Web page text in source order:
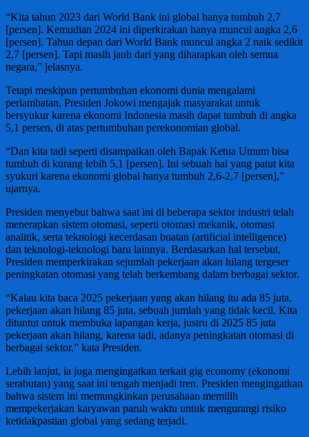
“Kita tahun 2023 dari World Bank ini global hanya tumbuh 2,7
[persen]. Kemudian 2024 ini diperkirakan hanya muncul angka 2,6
[persen]. Tahun depan dari World Bank muncul angka 2 naik sedikit
2,7 [persen]. Tapi masih jauh dari yang diharapkan oleh semua
negara,” jelasnya.
Tetapi meskipun pertumbuhan ekonomi dunia mengalami
perlambatan, Presiden Jokowi mengajak masyarakat untuk
bersyukur karena ekonomi Indonesia masih dapat tumbuh di angka
5,1 persen, di atas pertumbuhan perekonomian global.
“Dan kita tadi seperti disampaikan oleh Bapak Ketua Umum bisa
tumbuh di kurang lebih 5,1 [persen]. Ini sebuah hal yang patut kita
syukuri karena ekonomi global hanya tumbuh 2,6-2,7 [persen],”
ujarnya.
Presiden menyebut bahwa saat ini di beberapa sektor industri telah
menerapkan sistem otomasi, seperti otomasi mekanik, otomasi
analitik, serta teknologi kecerdasan buatan (artificial intelligence)
dan teknologi-teknologi baru lainnya. Berdasarkan hal tersebut,
Presiden memperkirakan sejumlah pekerjaan akan hilang tergeser
peningkatan otomasi yang telah berkembang dalam berbagai sektor.
“Kalau kita baca 2025 pekerjaan yang akan hilang itu ada 85 juta,
pekerjaan akan hilang 85 juta, sebuah jumlah yang tidak kecil. Kita
dituntut untuk membuka lapangan kerja, justru di 2025 85 juta
pekerjaan akan hilang, karena tadi, adanya peningkatan otomasi di
berbagai sektor,” kata Presiden.
Lebih lanjut, ia juga mengingatkan terkait gig economy (ekonomi
serabutan) yang saat ini tengah menjadi tren. Presiden mengingatkan
bahwa sistem ini memungkinkan perusahaan memilih
mempekerjakan karyawan paruh waktu untuk mengurangi risiko
ketidakpastian global yang sedang terjadi.